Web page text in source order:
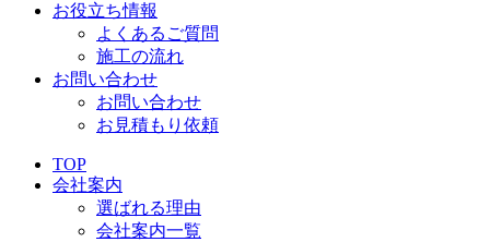
お役立ち情報
よくあるご質問
施工の流れ
お問い合わせ
お問い合わせ
お見積もり依頼
TOP
会社案内
選ばれる理由
会社案内一覧